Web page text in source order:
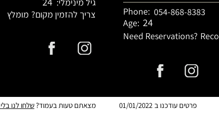
מומלץ צריך להזמין מקום? 054-868-8383
Phone:
Age: 24
Need Reservations?
מצאתם טעות בעמוד?שלחו לנו 01/01/2022 פרטים עודכנו ב